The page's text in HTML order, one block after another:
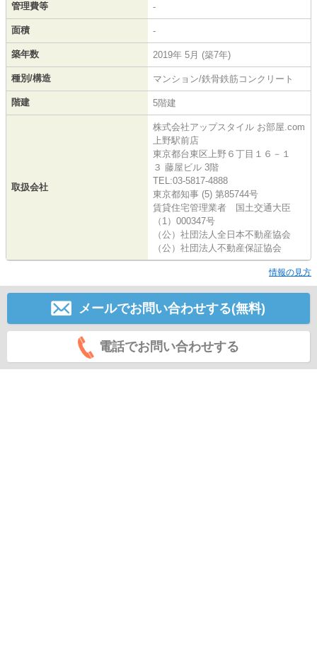
管理費等 -
面積 -
築年数 2019年 5月 (築7年)
種別/構造 マンション/鉄骨鉄筋コンクリート
階建 5階建
取扱会社
株式会社アップスタイル お部屋.com
上野駅前店
東京都台東区上野６丁目１６－１
３ 藤屋ビル 3階
TEL:03-5817-4888
東京都知事 (5) 第85744号
賃貸住宅管理業者 国土交通大臣
（1）000347号
（公）社団法人全日本不動産協会
（公）社団法人不動産保証協会
情報の見方
メールでお問い合わせする(無料)
電話でお問い合わせする